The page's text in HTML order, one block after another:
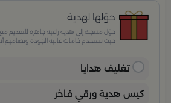
حوّلها لهدية
حوّل منتجك إلى هدية راقية جاهزة للتقديم مع
حيث نستخدم خامات عالية الجودة
تغليف هدايا
كيس هدية ورقي فاخر